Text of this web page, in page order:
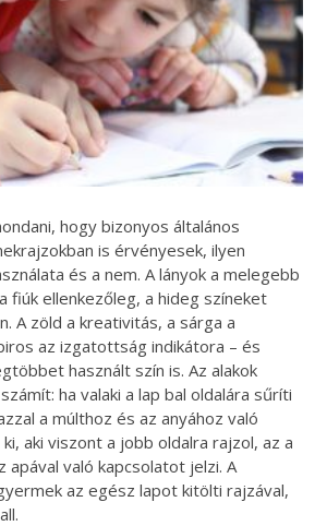
hogy bizonyos általános
is érvényesek, ilyen
és a nem. A lányok a melegebb
fiúk ellenkezőleg, a hideg színeket
A zöld a kreativitás, a sárga a
az izgatottság indikátora – és
használt szín is. Az alakok
ha valaki a lap bal oldalára sűríti
a múlthoz és az anyához való
aki viszont a jobb oldalra rajzol, az a
apával való kapcsolatot jelzi. A
az egész lapot kitölti rajzával,